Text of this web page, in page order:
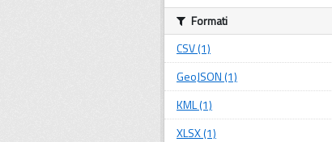
Formati
CSV (1)
GeoJSON (1)
KML (1)
XLSX (1)